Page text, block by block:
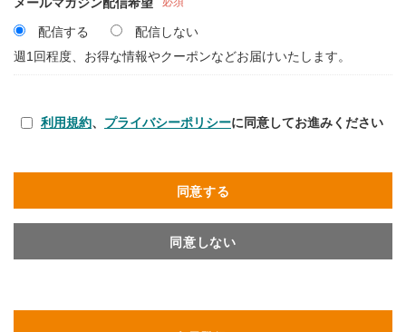
配信する
配信しない
週1回程度、お得な情報やクーポンなどお届けいたします。
利用規約、 プライバシーポリシーに同意してお進みください
同意する
同意しない